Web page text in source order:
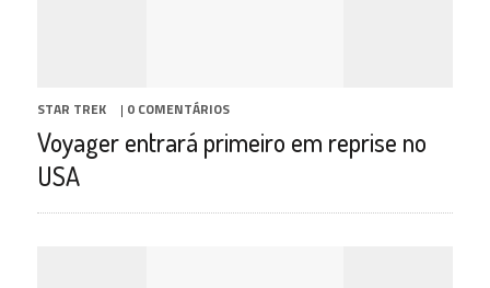
STAR TREK | 0 COMENTÁRIOS
Voyager entrará primeiro em reprise no
USA